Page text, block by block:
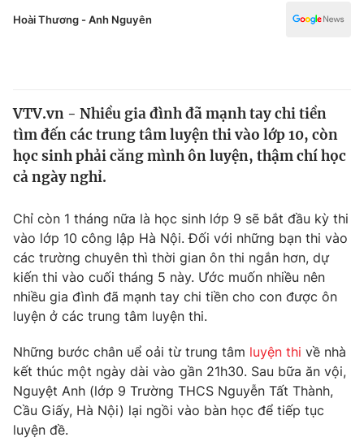
Thế giới
Tin tức
Thế giới đó đây
Câu chuyện quốc tế
Tài chính
Thị trường
Góc doanh nghiệp
Dữ liệu và đời sống
Truyền hình
Phim VTV
Hậu trường
Nhân vật
Khán giả
Điện ảnh
Âm nhạc
Sao
Đời sống
Du lịch
Giáo dục
Y tế
Hoài Thương - Anh Nguyên
VTV.vn - Nhiều gia đình đã mạnh tay chi tiền
tìm đến các trung tâm luyện thi vào lớp 10, còn
học sinh phải căng mình ôn luyện, thậm chí học
cả ngày nghỉ.
Chỉ còn 1 tháng nữa là học sinh lớp 9 sẽ bắt đầu kỳ thi
vào lớp 10 công lập Hà Nội. Đối với những bạn thi vào
các trường chuyên thì thời gian ôn thi ngắn hơn, dự
kiến thi vào cuối tháng 5 này. Ước muốn nhiều nên
nhiều gia đình đã mạnh tay chi tiền cho con được ôn
luyện ở các trung tâm luyện thi.
Những bước chân uể oải từ trung tâm luyện thi về nhà
kết thúc một ngày dài vào gần 21h30. Sau bữa ăn vội,
Nguyệt Anh (lớp 9 Trường THCS Nguyễn Tất Thành,
Cầu Giấy, Hà Nội) lại ngồi vào bàn học để tiếp tục
luyện đề.